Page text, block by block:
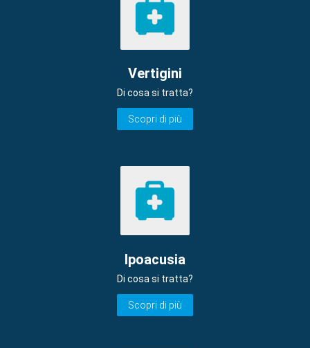
Vertigini
Di cosa si tratta?
Scopri di più
Ipoacusia
Di cosa si tratta?
Scopri di più